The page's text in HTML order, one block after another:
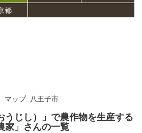
都
マップ: 八王子市
うじし）」 で農作物を生産する
家」さんの一覧